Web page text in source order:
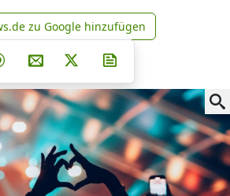
news.de zu Google
zu Google hinzufügen
Teilen auf Facebook
Teilen auf Whatsapp
Teilen auf Telegram
Teilen auf Pinterest
Per E-Mail teilen
Post auf X